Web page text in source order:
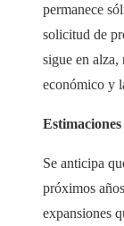
permanece
solicitud de
sigue en
económico y
Estimaciones
Se anticipa
próximos
expansiones